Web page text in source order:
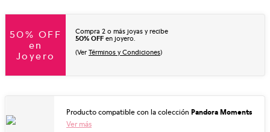
50% OFF
en
Joyero
Compra 2 o más joyas y recibe
50% OFF en joyero.
(Ver Términos y Condiciones)
Producto compatible con la colección Pandora Moments
Ver más